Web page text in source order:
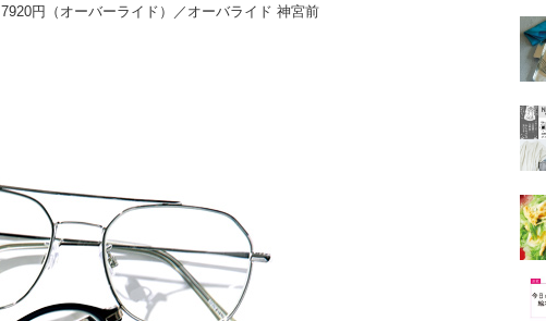
7920円（オーバーライド）／オーバライド 神宮前